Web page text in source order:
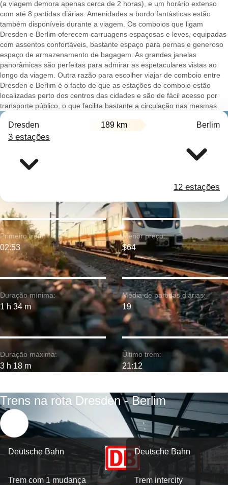
(a viagem demora apenas cerca de 2 horas), e um horário extenso
com até 8 partidas diárias. Amenidades a bordo fantásticas estão
também disponíveis durante a viagem. Os comboios que ligam
Dresden e Berlim oferecem carruagens espaçosas e leves, equipadas
com assentos confortáveis, bastante espaço para pernas e generoso
espaço de armazenamento de bagagem. As grandes janelas
panorâmicas são perfeitas para admirar as espetaculares vistas ao
longo da viagem. Outra razão para escolher viajar de comboio entre
Dresden e Berlim é o facto de que as estações de comboio estão
localizadas perto dos centros das cidades e são de fácil acesso por
transporte público, o que facilita bastante a circulação nas mesmas.
Dresden 189 km Berlim
3 estações
12 estações
Duração mínima:
1 h 34 m
Primeiro trem:
02:53
Duração máxima:
3 h 18 m
Menor preço:
$64
Média de partidas diárias:
19
Último trem:
21:12
Trens na rota Dresden - Berlim
Deutsche Bahn
Trem com 1 mudança
Deutsche Bahn
Trem intercity